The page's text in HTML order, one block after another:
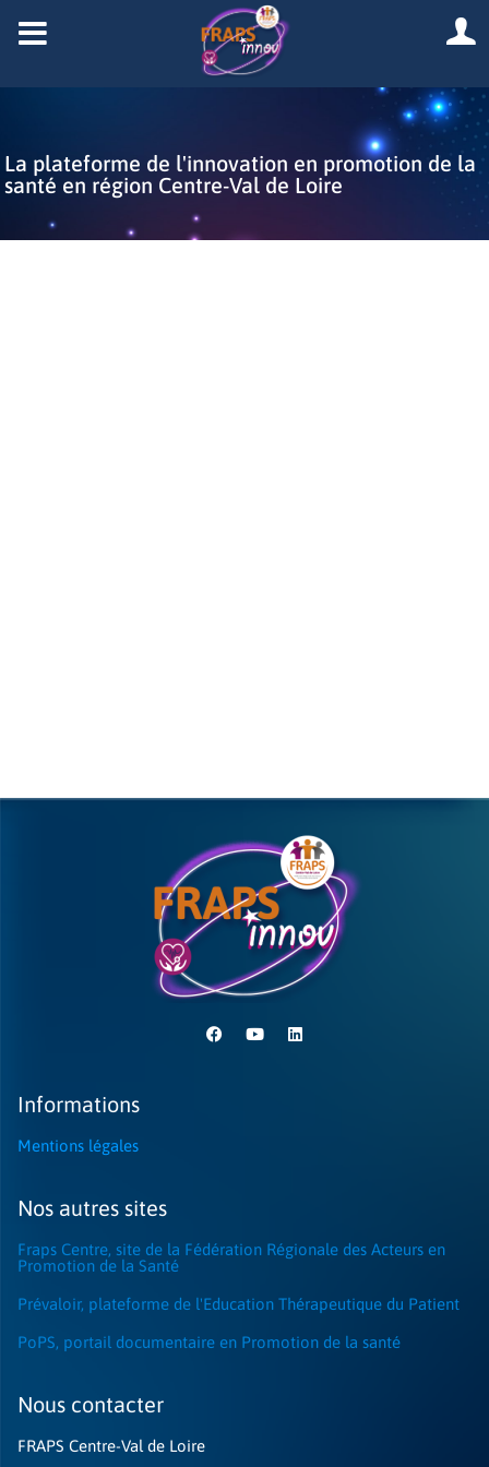
La plateforme de l'innovation en promotion de la
santé en région Centre-Val de Loire
Informations
Mentions légales
Nos autres sites
Fraps Centre, site de la Fédération Régionale des Acteurs en
Promotion de la Santé
Prévaloir, plateforme de l'Education Thérapeutique du Patient
PoPS, portail documentaire en Promotion de la santé
Nous contacter​
FRAPS Centre-Val de Loire